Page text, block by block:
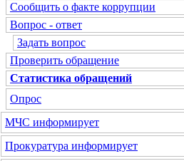
Сообщить о факте коррупции
Вопрос - ответ
Задать вопрос
Проверить обращение
Статистика обращений
Опрос
МЧС информирует
Прокуратура информирует